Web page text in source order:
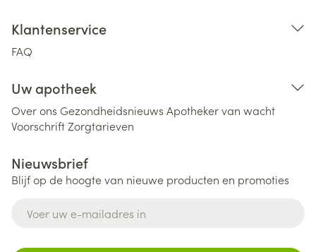
Klantenservice
FAQ
Uw apotheek
Over ons Gezondheidsnieuws Apotheker van wacht
VoorschriftZorgtarieven
Nieuwsbrief
Blijf op de hoogte van nieuwe producten en promoties